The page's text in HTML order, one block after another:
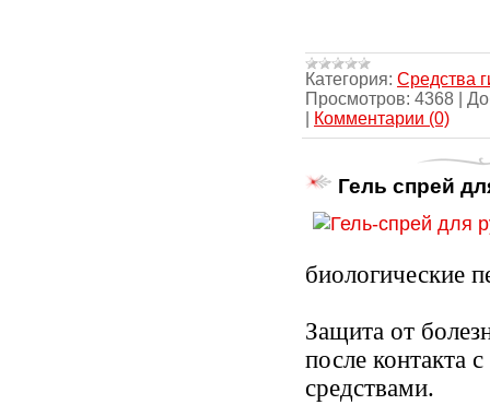
Категория: Средства
Просмотров: 4368
Комментарии (0)
Гель спрей
биологические
Защита от
после
средствами.